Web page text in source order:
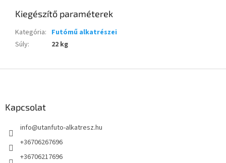
Kiegészítő paraméterek
Kategória: Futómű alkatrészei
Súly: 22 kg
Kapcsolat
info@utanfuto-alkatresz.hu
+36706267696
+36706217696